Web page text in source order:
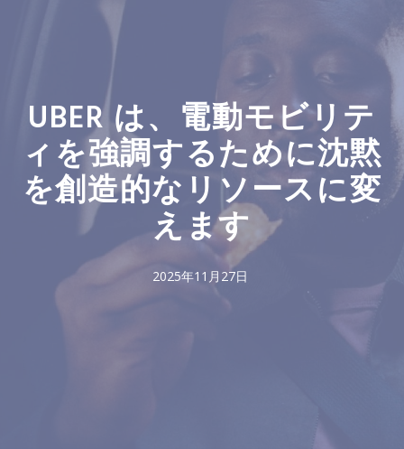
UBER は、電動モビリテ
ィを強調するために沈黙
を創造的なリソースに変
えます
2025年11月27日